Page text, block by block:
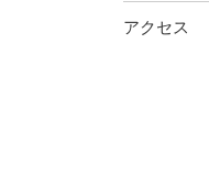
アクセス